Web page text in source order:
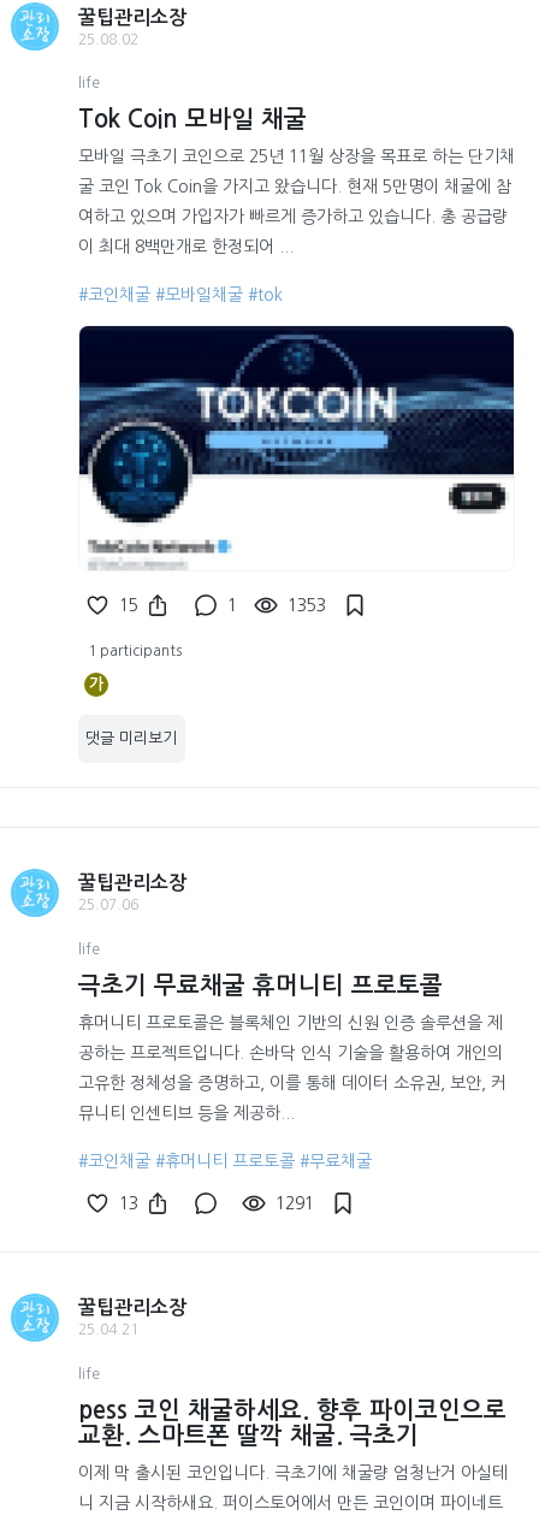
꿀팁관리소장
25.08.02
life
Tok Coin 모바일 채굴
모바일 극초기 코인으로 25년 11월 상장을 목표로 하는 단기채
굴 코인 Tok Coin을 가지고 왔습니다. 현재 5만명이 채굴에 참
여하고 있으며 가입자가 빠르게 증가하고 있습니다. 총 공급량
이 최대 8백만개로 한정되어 ...
#코인채굴 #모바일채굴 #tok
15 1 1353
1 participants
가
댓글 미리보기
꿀팁관리소장
25.07.06
life
극초기 무료채굴 휴머니티 프로토콜
휴머니티 프로토콜은 블록체인 기반의 신원 인증 솔루션을 제
공하는 프로젝트입니다. 손바닥 인식 기술을 활용하여 개인의
고유한 정체성을 증명하고, 이를 통해 데이터 소유권, 보안, 커
뮤니티 인센티브 등을 제공하...
#코인채굴 #휴머니티 프로토콜 #무료채굴
13 1291
꿀팁관리소장
25.04.21
life
pess 코인 채굴하세요. 향후 파이코인으로
교환. 스마트폰 딸깍 채굴. 극초기
이제 막 출시된 코인입니다. 극초기에 채굴량 엄청난거 아실테
니 지금 시작하새요. 퍼이스토어에서 만든 코인이며 파이네트